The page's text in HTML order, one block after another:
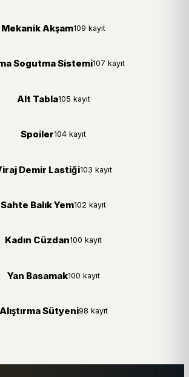
Mekanik Akşam109 kayıt
Sogutma Sistemi107 kayıt
Alt Tabla105 kayıt
Spoiler104 kayıt
Demir Lastiği103 kayıt
Sahte Balık Yem102 kayıt
Kadın Cüzdan100 kayıt
Yan Basamak100 kayıt
Alıştırma Sütyeni98 kayıt